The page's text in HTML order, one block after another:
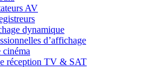
AV
dynamique
d’affichage
cinéma
réception TV & SAT